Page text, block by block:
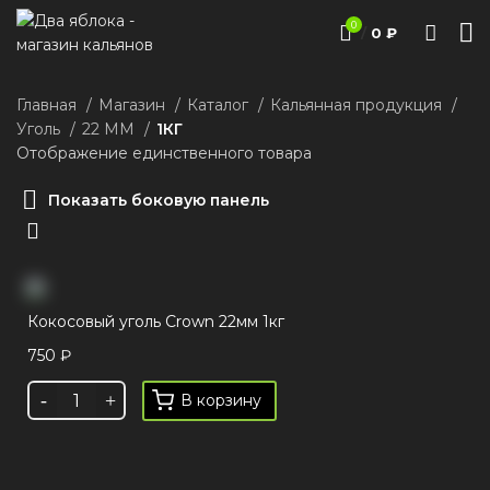
0 / 0 ₽
Главная Магазин Каталог
Кальянная продукция
Уголь
22 ММ
1КГ
Отображение единственного товара
Показать боковую панель
Кокосовый уголь Crown 22мм 1кг
750 ₽
В корзину